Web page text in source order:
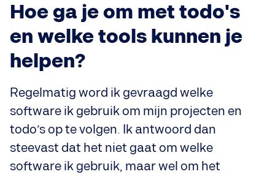
Hoe ga je om met todo's
en welke tools kunnen je
helpen?
Regelmatig word ik gevraagd welke
software ik gebruik om mijn projecten en
todo’s op te volgen. Ik antwoord dan
steevast dat het niet gaat om welke
software ik gebruik, maar wel om het